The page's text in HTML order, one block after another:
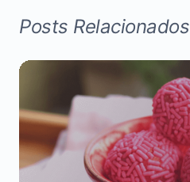
Posts Relacionados